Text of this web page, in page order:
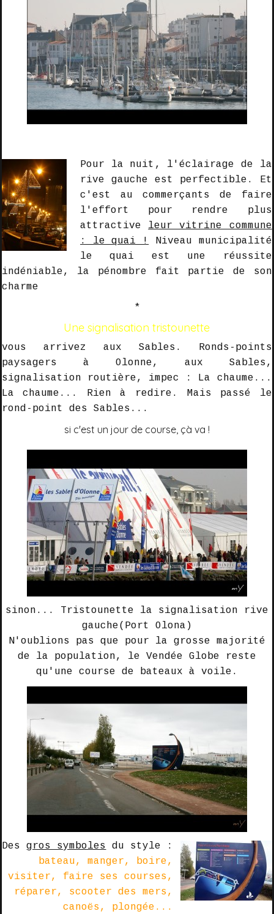
Pour la nuit , l'éclairage de la
rive gauche est perfectible. Et
c'est au commerçants de faire
l'effort pour rendre plus
attractive leur vitrine commune
: le quai !
Niveau municipalité
le quai est une réussite
indéniable, la pénombre fait partie de son
charme
*
Une signalisation tristounette
vous arrivez aux Sables . Ronds-points
paysagers à Olonne, aux Sables,
signalisation routière, impec : La chaume ...
La chaume ... Rien à redire . Mais passé le
rond-point des Sables...
si c'est un jour de course, çà va !
sinon... Tristounette la signalisation
rive
gauche(Port Olona)
N'oublions pas que pour la grosse majorité
de la population, le Vendée Globe reste
qu'une course de bateaux à voile.
Desgros symboles
du style :
bateau, manger, boire,
visiter, faire ses courses,
réparer, scooter des mers,
canoës, plongée...